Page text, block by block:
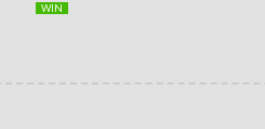
WIN